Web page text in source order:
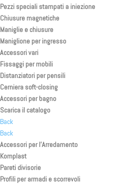
Pezzi speciali stampati a iniezione
Chiusure magnetiche
Maniglie e chiusure
Maniglione per ingresso
Accessori vari
Fissaggi per mobili
Distanziatori per pensili
Cerniera soft-closing
Accessori per bagno
Scarica il catalogo
Back
Back
Accessori per l’Arredamento
Komplast
Pareti divisorie
Profili per armadi e scorrevoli